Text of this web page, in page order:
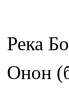
Река
Онон